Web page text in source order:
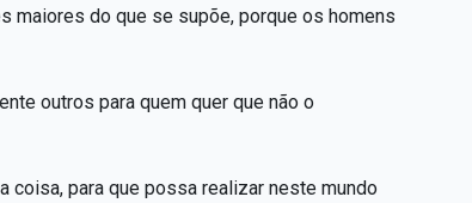
maiores do que se supõe, porque os homens
outros para quem quer que não o
coisa, para que possa realizar neste mundo